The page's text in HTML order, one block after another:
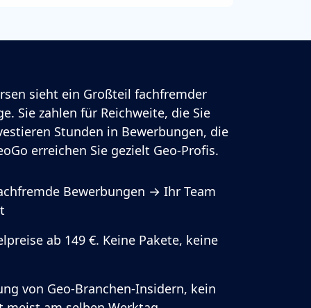
sieht ein Großteil fachfremder
Sie zahlen für Reichweite, die Sie
Stunden in Bewerbungen, die
erreichen Sie gezielt Geo-Profis.
Bewerbungen → Ihr Team
ab 149 €. Keine Pakete, keine
von Geo-Branchen-Insidern, kein